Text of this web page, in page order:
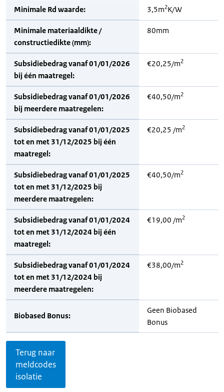
Minimale Rd waarde: 3,5m2K/W
Minimale materiaaldikte /
constructiedikte (mm):
80mm
Subsidiebedrag vanaf 01/01/2026
bij één maatregel:
€20,25/m2
Subsidiebedrag vanaf 01/01/2026
bij meerdere maatregelen:
€40,50/m2
Subsidiebedrag vanaf 01/01/2025
tot en met 31/12/2025 bij één
maatregel:
€20,25 /m2
Subsidiebedrag vanaf 01/01/2025
tot en met 31/12/2025 bij
meerdere maatregelen:
€40,50/m2
Subsidiebedrag vanaf 01/01/2024
tot en met 31/12/2024 bij één
maatregel:
€19,00 /m2
Subsidiebedrag vanaf 01/01/2024
tot en met 31/12/2024 bij
meerdere maatregelen:
€38,00/m2
Biobased Bonus:
Geen Biobased
Bonus
Terug naar
meldcodes
isolatie